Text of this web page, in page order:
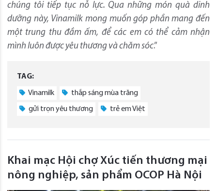
chúng tôi tiếp tục nỗ lực. Qua những món quà dinh
dưỡng này, Vinamilk mong muốn góp phần mang đến
một trung thu đầm ấm, để các em có thể cảm nhận
mình luôn được yêu thương và chăm sóc.”
TAG:
Vinamilk thắp sáng mùa trăng
gửi trọn yêu thương trẻ em Việt
Khai mạc Hội chợ Xúc tiến thương mại
nông nghiệp, sản phẩm OCOP Hà Nội